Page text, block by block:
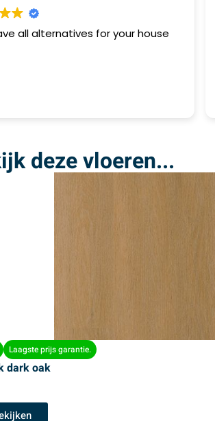
all alternatives for your house
deze vloeren...
Laagste prijs garantie.
dark oak